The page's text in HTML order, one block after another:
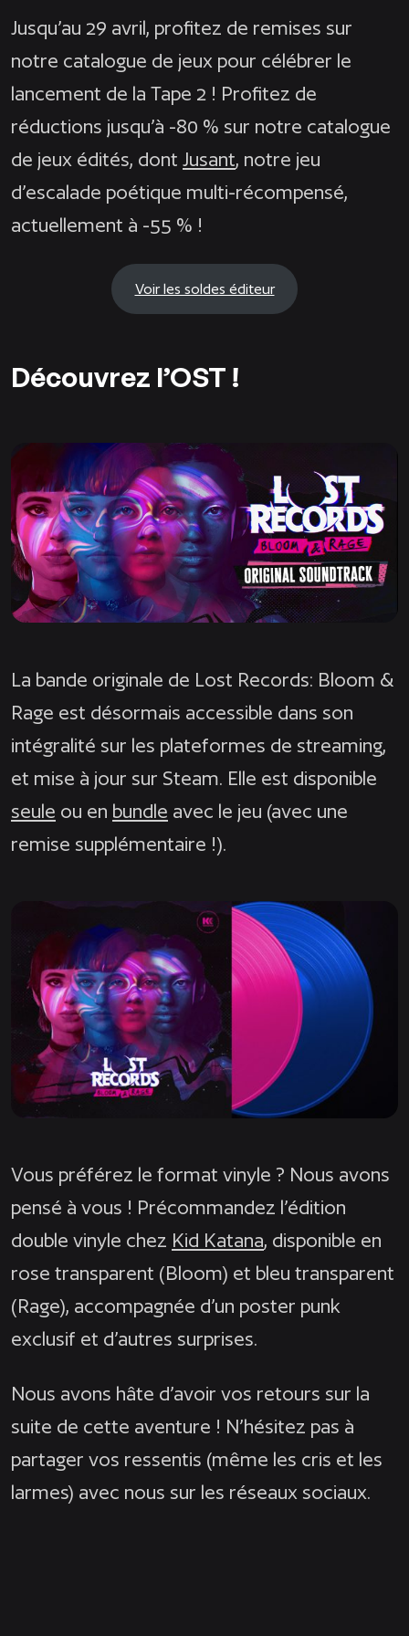
Jusqu’au 29 avril, profitez de remises sur
notre catalogue de jeux pour célébrer le
lancement de la Tape 2 ! Profitez de
réductions jusqu’à -80 % sur notre catalogue
de jeux édités, dont Jusant, notre jeu
d’escalade poétique multi-récompensé,
actuellement à -55 % !
Voir les soldes éditeur
Découvrez l’OST !
La bande originale de Lost Records: Bloom &
Rage est désormais accessible dans son
intégralité sur les plateformes de streaming,
et mise à jour sur Steam. Elle est disponible
seule ou en bundle avec le jeu (avec une
remise supplémentaire !).
Vous préférez le format vinyle ? Nous avons
pensé à vous ! Précommandez l’édition
double vinyle chez Kid Katana, disponible en
rose transparent (Bloom) et bleu transparent
(Rage), accompagnée d’un poster punk
exclusif et d’autres surprises.
Nous avons hâte d’avoir vos retours sur la
suite de cette aventure ! N’hésitez pas à
partager vos ressentis (même les cris et les
larmes) avec nous sur les réseaux sociaux.